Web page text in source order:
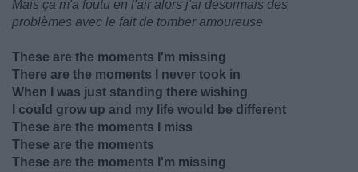
Mais ça m'a foutu en l'air alors j'ai desormais des
problèmes avec le fait de tomber amoureuse
These are the moments I'm missing
There are the moments I never took in
When I was just standing there wishing
I could grow up and my life would be different
These are the moments I miss
These are the moments
These are the moments I'm missing